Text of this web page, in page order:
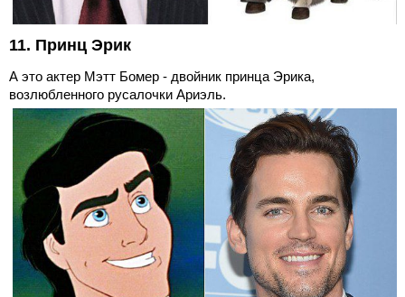
11. Принц Эрик
А это актер Мэтт Бомер - двойник принца Эрика,
возлюбленного русалочки Ариэль.